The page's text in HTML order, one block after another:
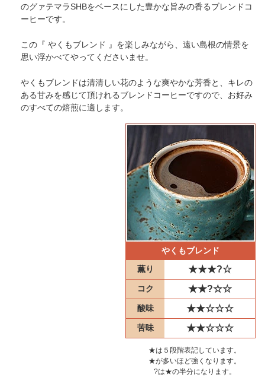
のグァテマラSHBをベースにした豊かな旨みの香るブレンドコ
ーヒーです。
この『 やくもブレンド 』を楽しみながら、遠い島根の情景を
思い浮かべてやってくださいませ。
やくもブレンドは清清しい花のような爽やかな芳香と、キレの
ある甘みを感じて頂けれるブレンドコーヒーですので、お好み
のすべての焙煎に適します。
やくもブレンド
薫り
★★★?☆
コク ★★?☆☆
酸味 ★★☆☆☆
苦味 ★★☆☆☆
★は５段階表記しています。
★が多いほど強くなります。
?は★の半分になります。